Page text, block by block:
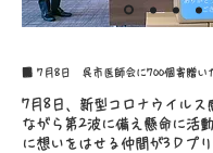
■ 7月8日 呉市医師会に700個寄贈い
7月8日、新型コロナウイルス
ながら第2波に備え懸命に活
に想いをはせる仲間が3Ｄプ